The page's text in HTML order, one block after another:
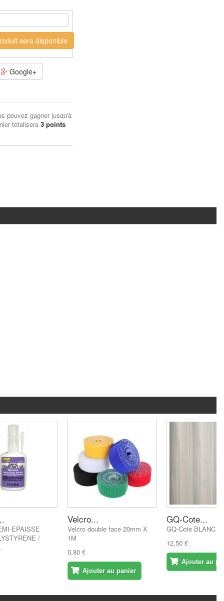
sera disponible
Google+
pouvez gagner jusqu'à
totalisera3 points
EPAISSE
/
Velcro...
Velcro double face 20mm X
1M
0,80 €
Ajouter au panier
GQ-Cote...
GQ-Cote BLANC
12,50 €
Ajouter au